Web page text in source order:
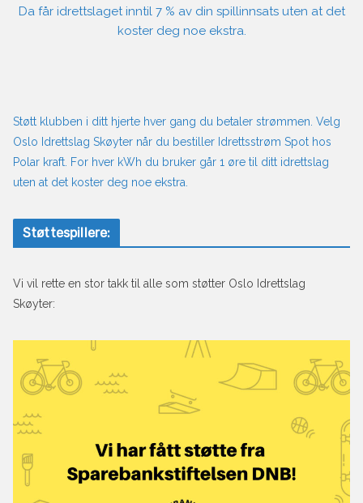
Da får idrettslaget inntil 7 % av din spillinnsats uten at det
koster deg noe ekstra.
Støtt klubben i ditt hjerte hver gang du betaler strømmen. Velg
Oslo Idrettslag Skøyter når du bestiller Idrettsstrøm Spot hos
Polar kraft. For hver kWh du bruker går 1 øre til ditt idrettslag
uten at det koster deg noe ekstra.
Støttespillere:
Vi vil rette en stor takk til alle som støtter Oslo Idrettslag
Skøyter: